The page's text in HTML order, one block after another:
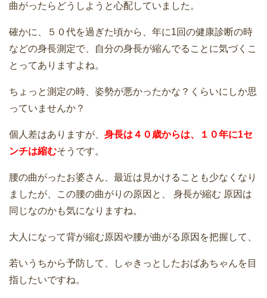
曲がったらどうしようと心配していました。
確かに、５０代を過ぎた頃から、年に1回の健康診断の時
などの身長測定で、自分の身長が縮んでることに気づくこ
とってありますよね。
ちょっと測定の時、姿勢が悪かったかな？くらいにしか思
っていませんか？
個人差はありますが、 身長は ４ ０歳からは、１０年に1セ
ンチは縮むそうです。
腰の曲がったお婆さん、最近は見かけることも少なくなり
ましたが、この腰の曲がりの原因と、 身長が縮む 原因は
同じなのかも気になりますね。
大人になって背が縮む原因や腰が曲がる原因を把握して、
若いうちから予防して、しゃきっとしたおばあちゃんを目
指したいですね。